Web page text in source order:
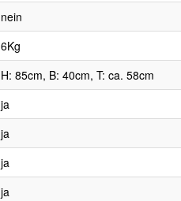
nein
6Kg
H: 85cm, B: 40cm, T: ca. 58cm
ja
ja
ja
ja